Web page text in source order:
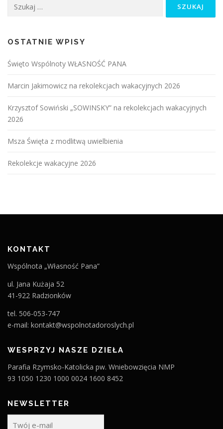
OSTATNIE WPISY
Święto Wspólnoty WŁASNOŚĆ PANA
Marcin Jakimowicz na rekolekcjach wakacyjnych 2026
Krzysztof Sowiński „SOWINSKY” na rekolekcjach wakacyjnych
2026
Msza Święta z modlitwą uwielbienia
Rekolekcje wakacyjne 2026
KONTAKT
Wspólnota „Własność Pana”
ul. Jana Kużaja 52
41-922 Radzionków
tel. 506-053-747
e-mail: kontakt@wspolnotadoroslych.pl
WESPRZYJ NASZE DZIEŁA
Parafia Rzymsko-Katolicka pw. Wniebowzięcia NMP
93 1050 1230 1000 0024 1600 8452
NEWSLETTER